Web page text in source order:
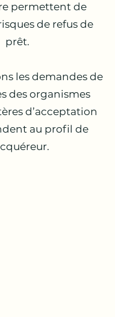
permettent de
de refus de
prêt.
les demandes de
des organismes
d’acceptation
au profil de